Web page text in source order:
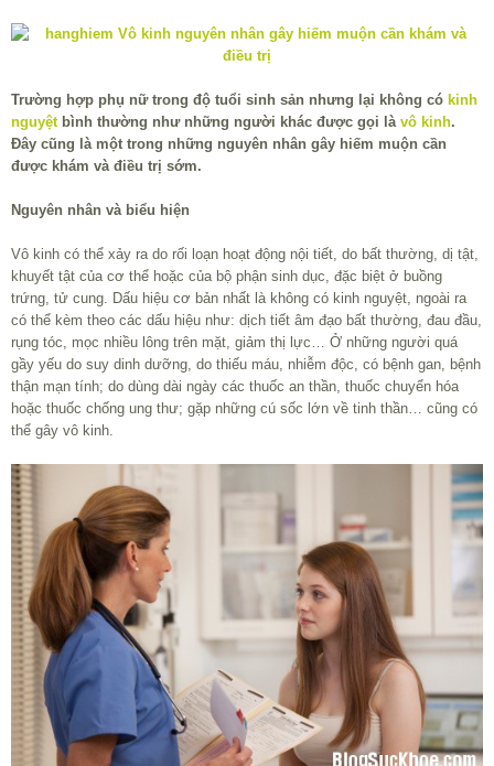
Trường hợp phụ nữ trong độ tuổi sinh sản nhưng lại không có kinh
nguyệtbình thường như những người khác được gọi là vô kinh.
Đây cũng là một trong những nguyên nhân gây hiếm muộn cần
được khám và điều trị sớm.
Nguyên nhân và biểu hiện
Vô kinh có thể xảy ra do rối loạn hoạt động nội tiết, do bất thường, dị tật,
khuyết tật của cơ thể hoặc của bộ phận sinh dục, đặc biệt ở buồng
trứng, tử cung. Dấu hiệu cơ bản nhất là không có kinh nguyệt, ngoài ra
có thể kèm theo các dấu hiệu như: dịch tiết âm đạo bất thường, đau đầu,
rụng tóc, mọc nhiều lông trên mặt, giảm thị lực… Ở những người quá
gầy yếu do suy dinh dưỡng, do thiếu máu, nhiễm độc, có bệnh gan, bệnh
thận mạn tính; do dùng dài ngày các thuốc an thần, thuốc chuyển hóa
hoặc thuốc chống ung thư; gặp những cú sốc lớn về tinh thần… cũng có
thể gây vô kinh.